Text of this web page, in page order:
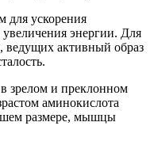
для ускорения
энергии. Для
ведущих активный образ
зрелом и преклонном
аминокислота
размере, мышцы